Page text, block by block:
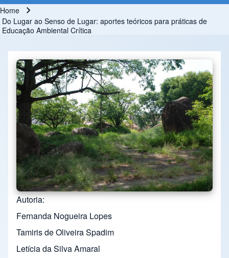
Breadcrumb
Home
Do Lugar ao Senso de Lugar: aportes teóricos para práticas de
Educação Ambiental Crítica
Autoria
Fernanda Nogueira Lopes
Tamiris de Oliveira Spadim
Letícia da Silva Amaral